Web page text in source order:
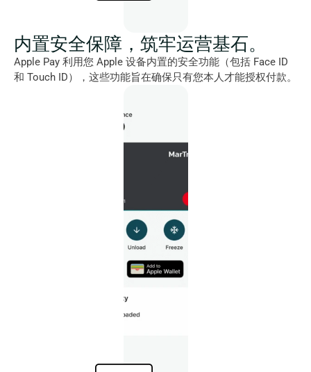
内置安全保障，筑牢运营基石。
Apple Pay 利用您 Apple 设备内置的安全功能（包括 Face ID
和 Touch ID），这些功能旨在确保只有您本人才能授权付款。